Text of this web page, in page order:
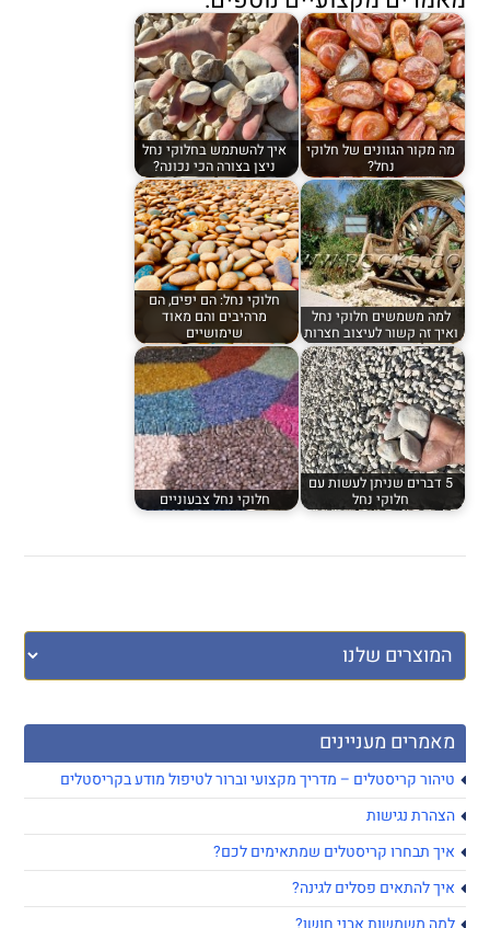
מאמרים מעניינים
טיהור קריסטלים – מדריך מקצועי וברור לטיפול מודע בקריסטלים
הצהרת נגישות
איך תבחרו קריסטלים שמתאימים לכם?
איך להתאים פסלים לגינה?
מה מקור הגוונים של חלוקי
נחל?
איך להשתמש בחלוקי נחל
ניצן בצורה הכי נכונה?
למה משמשים חלוקי נחל
ואיך זה קשור לעיצוב חצרות
חלוקי נחל: הם יפים, הם
מרהיבים והם מאוד
שימושיים
5 דברים שניתן לעשות עם
חלוקי נחל
חלוקי נחל צבעוניים